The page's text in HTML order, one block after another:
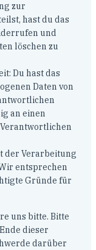
zur
hast du das
und
löschen zu
Du hast das
Daten von
an einen
der Verarbeitung
entsprechen
Gründe für
uns bitte. Bitte
dieser
darüber